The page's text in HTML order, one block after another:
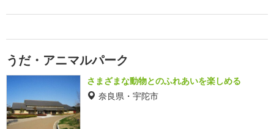
うだ・アニマルパーク
さまざまな動物とのふれあいを楽しめる
奈良県・宇陀市